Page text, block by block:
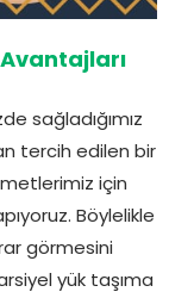
sağladığımız
tercih edilen bir
için
Böylelikle
görmesini
yük taşıma